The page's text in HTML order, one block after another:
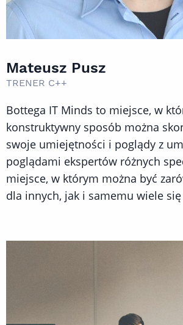
Mateusz Pusz
TRENER C++
Bottega IT Minds to miejsce, w
konstruktywny sposób można
swoje umiejętności i poglądy z
poglądami ekspertów różnych
miejsce, w którym można być
dla innych, jak i samemu wiele się